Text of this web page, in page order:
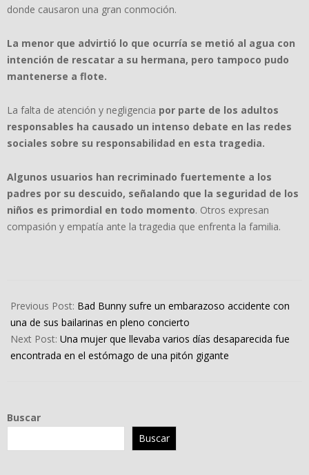
donde causaron una gran conmoción.
La menor que advirtió lo que ocurría se metió al agua con
intención de rescatar a su hermana, pero tampoco pudo
mantenerse a flote.
La falta de atención y negligencia por parte de los adultos
responsables ha causado un intenso debate en las redes
sociales sobre su responsabilidad en esta tragedia.
Algunos usuarios han recriminado fuertemente a los
padres por su descuido, señalando que la seguridad de los
niños es primordial en todo momento. Otros expresan
compasión y empatía ante la tragedia que enfrenta la familia.
06-
10
Previous Post: Bad Bunny sufre un embarazoso accidente con
una de sus bailarinas en pleno concierto
Next Post: Una mujer que llevaba varios días desaparecida fue
encontrada en el estómago de una pitón gigante
Buscar
Buscar